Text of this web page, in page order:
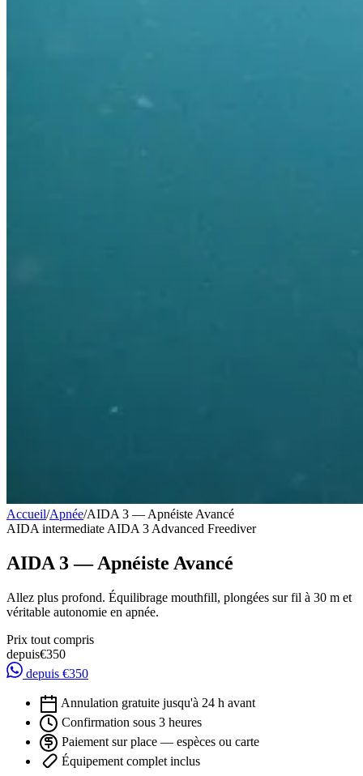
Accueil/Apnée/AIDA 3 — Apnéiste Avancé
AIDAintermediateAIDA 3 Advanced Freediver
AIDA 3 — Apnéiste Avancé
Allez plus profond. Équilibrage mouthfill, plongées sur fil à 30 m et
véritable autonomie en apnée.
Prix tout compris
depuis€350
depuis €350
Annulation gratuite jusqu'à 24 h avant
Confirmation sous 3 heures
Paiement sur place — espèces ou carte
Équipement complet inclus